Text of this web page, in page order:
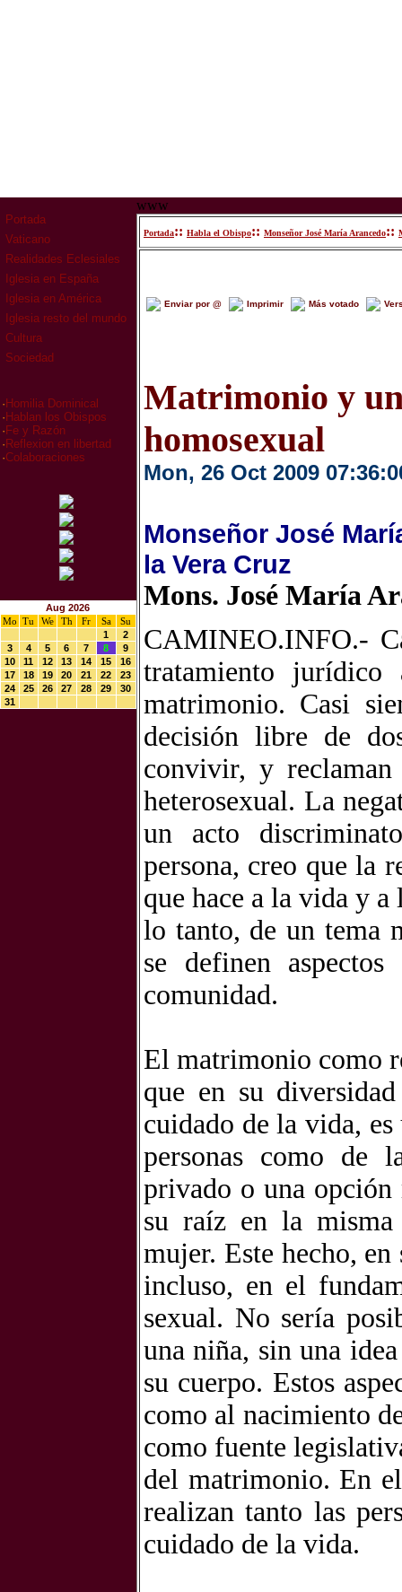
Portada
Vaticano
Realidades Eclesiales
Iglesia en España
Iglesia en América
Iglesia resto del mundo
Cultura
Sociedad
· Homilia Dominical
· Hablan los Obispos
· Fe y Razón
· Reflexion en libertad
·Colaboraciones
Aug 2026
Mo
Tu We Th Fr Sa
Su
1
2
3
4 5 6 7 8
9
10
11 12 13 14 15
16
17
18 19 20 21 22
23
24
25 26 27 28 29
30
31
www
Portada:: Habla el Obispo:: Monseñor José María Arancedo::
Enviar por @ Imprimir Más votado
Matrimonio y
homosexual
Mon, 26 Oct 2009
Monseñor José
la Vera Cruz
Mons. José María
CAMINEO.INFO.-
tratamiento jurídico
matrimonio. Casi
decisión libre de
convivir, y
heterosexual. La
un acto
persona, creo que la
que hace a la vida y
lo tanto, de un tema
se definen
comunidad.
El matrimonio como
que en su
cuidado de la vida,
personas como de
privado o una opción
su raíz en la misma
mujer. Este hecho,
incluso, en el
sexual. No sería
una niña, sin una
su cuerpo. Estos
como al nacimiento
como fuente
del matrimonio. En
realizan tanto las
cuidado de la vida.